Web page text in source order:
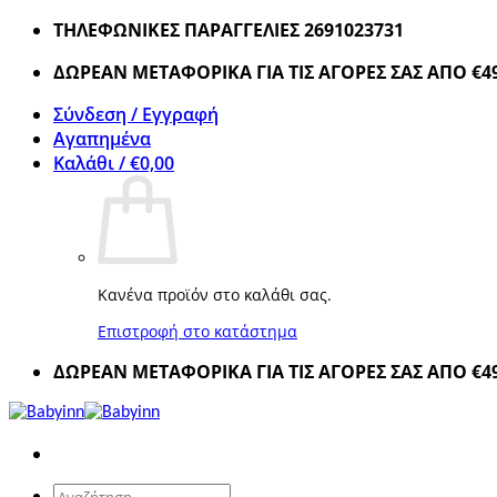
Μετάβαση
περιεχόμενο
ΤΗΛΕΦΩΝΙΚΕΣ ΠΑΡΑΓΓΕΛΙΕΣ 2691023731
ΔΩΡΕΑΝ ΜΕΤΑΦΟΡΙΚΑ ΓΙΑ ΤΙΣ ΑΓΟΡΕΣ ΣΑΣ ΑΠΟ
Σύνδεση / Εγγραφή
Αγαπημένα
Καλάθι /€0,00
Κανένα προϊόν στο καλάθι σας.
Επιστροφή στο κατάστημα
ΔΩΡΕΑΝ ΜΕΤΑΦΟΡΙΚΑ ΓΙΑ ΤΙΣ ΑΓΟΡΕΣ ΣΑΣ ΑΠΟ